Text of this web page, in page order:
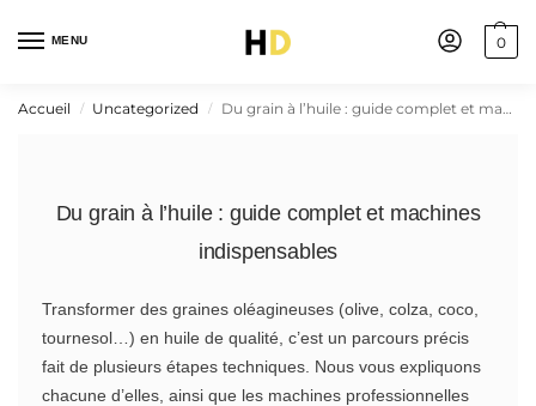
MENU 0
Accueil / Uncategorized / Du grain à l’huile : guide complet et machines indispensables
Du grain à l’huile : guide complet et machines
indispensables
Transformer des graines oléagineuses (olive, colza, coco,
tournesol…) en huile de qualité, c’est un parcours précis
fait de plusieurs étapes techniques. Nous vous expliquons
chacune d’elles, ainsi que les machines professionnelles